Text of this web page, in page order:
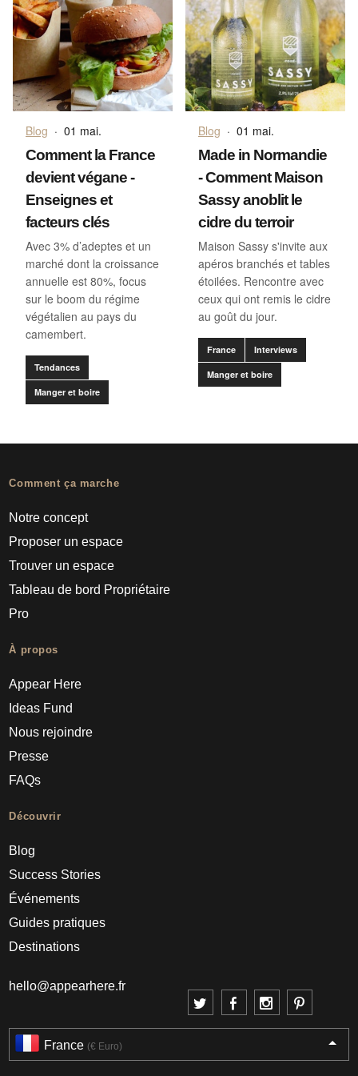
Blog · 01 mai.
Comment la France
devient végane -
Enseignes et
facteurs clés
Avec 3% d’adeptes et un
marché dont la croissance
annuelle est 80%, focus
sur le boom du régime
végétalien au pays du
camembert.
Tendances
Manger et boire
Blog · 01 mai.
Made in Normandie
- Comment Maison
Sassy anoblit le
cidre du terroir
Maison Sassy s'invite aux
apéros branchés et tables
étoilées. Rencontre avec
ceux qui ont remis le cidre
au goût du jour.
France Interviews
Manger et boire
Comment ça marche
Notre concept
Proposer un espace
Trouver un espace
Tableau de bord Propriétaire
Pro
À propos
Appear Here
Ideas Fund
Nous rejoindre
Presse
FAQs
Découvrir
Blog
Success Stories
Événements
Guides pratiques
Destinations
hello@appearhere.fr
France (€ Euro)